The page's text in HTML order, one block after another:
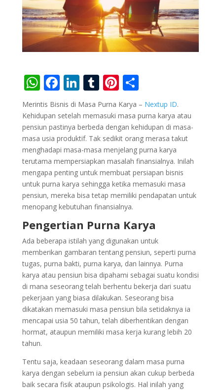
W
h
at
s
A
p
p
F
ac
e
b
o
o
k
Li
n
k
e
dI
n
T
u
m
bl
r
Pi
nt
er
e
st
S
h
ar
e
Merintis Bisnis di Masa Purna Karya – Nextup ID.
Kehidupan setelah memasuki masa purna karya atau
pensiun pastinya berbeda dengan kehidupan di masa-
masa usia produktif. Tak sedikit orang merasa takut
menghadapi masa-masa menjelang purna karya
terutama mempersiapkan masalah finansialnya. Inilah
mengapa penting untuk membuat persiapan bisnis
untuk purna karya sehingga ketika memasuki masa
pensiun, mereka bisa tetap memiliki pendapatan untuk
menopang kebutuhan finansialnya.
Pengertian Purna Karya
Ada beberapa istilah yang digunakan untuk
memberikan gambaran tentang pensiun, seperti purna
tugas, purna bakti, purna karya, dan lainnya. Purna
karya atau pensiun bisa dipahami sebagai suatu kondisi
di mana seseorang telah berhentu bekerja dari suatu
pekerjaan yang biasa dilakukan. Seseorang bisa
dikatakan memasuki masa pensiun bila setidaknya ia
mencapai usia 50 tahun, telah diberhentikan dengan
hormat, ataupun memiliki masa kerja kurang lebih 20
tahun.
Tentu saja, keadaan seseorang dalam masa purna
karya dengan sebelum ia pensiun akan cukup berbeda
baik secara fisik ataupun psikologis. Hal inilah yang